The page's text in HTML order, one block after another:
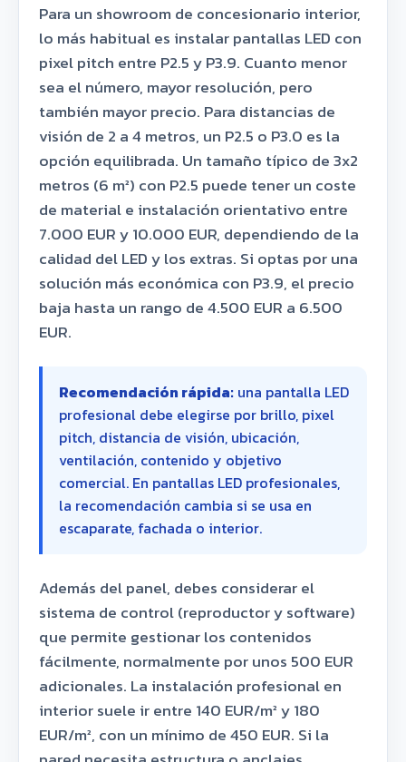
Para un showroom de concesionario interior,
lo más habitual es instalar pantallas LED con
pixel pitch entre P2.5 y P3.9. Cuanto menor
sea el número, mayor resolución, pero
también mayor precio. Para distancias de
visión de 2 a 4 metros, un P2.5 o P3.0 es la
opción equilibrada. Un tamaño típico de 3x2
metros (6 m²) con P2.5 puede tener un coste
de material e instalación orientativo entre
7.000 EUR y 10.000 EUR, dependiendo de la
calidad del LED y los extras. Si optas por una
solución más económica con P3.9, el precio
baja hasta un rango de 4.500 EUR a 6.500
EUR.
Recomendación rápida: una pantalla LED
profesional debe elegirse por brillo, pixel
pitch, distancia de visión, ubicación,
ventilación, contenido y objetivo
comercial. En pantallas LED profesionales,
la recomendación cambia si se usa en
escaparate, fachada o interior.
Además del panel, debes considerar el
sistema de control (reproductor y software)
que permite gestionar los contenidos
fácilmente, normalmente por unos 500 EUR
adicionales. La instalación profesional en
interior suele ir entre 140 EUR/m² y 180
EUR/m², con un mínimo de 450 EUR. Si la